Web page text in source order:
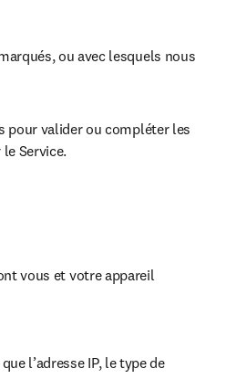
ou avec lesquels nous
pour valider ou compléter les
Service.
vous et votre appareil
l’adresse IP, le type de